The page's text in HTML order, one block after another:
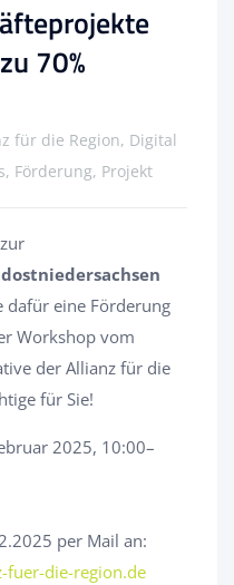
70%
für die Region, Digital
Förderung, Projekt
zur
dafür eine Förderung
Workshop vom
der Allianz für die
für Sie!
2025, 10:00–
per Mail an:
fuer-die-region.de